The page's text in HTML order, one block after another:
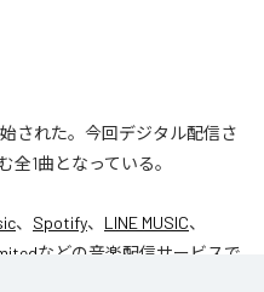
された。今回デジタル配信さ
全1曲となっている。
、 Spotify、 LINE MUSIC、
などの音楽配信サービスで